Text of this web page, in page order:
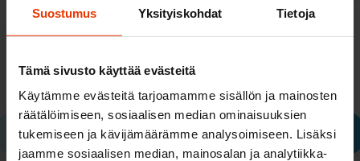
Suostumus Yksityiskohdat Tietoja
Tämä sivusto käyttää evästeitä
Käytämme evästeitä tarjoamamme sisällön ja mainosten
räätälöimiseen, sosiaalisen median ominaisuuksien
tukemiseen ja kävijämäärämme analysoimiseen. Lisäksi
jaamme sosiaalisen median, mainosalan ja analytiikka-
Onko riskikoulutuksen teoriatuntien
ajotunteja?
Suosittelemme, että
riskientunnistamiskoulutuksen teoriatunnit olisi
suoritettu ennen ajotunteja. Kuitenkin, jos et ole